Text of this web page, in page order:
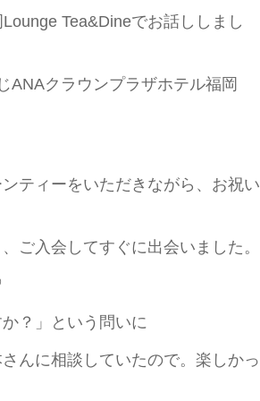
Tea&Dineでお話ししまし
ANAクラウンプラザホテル福岡
ティーをいただきながら、お祝い
ご入会してすぐに出会いました。
？」という問いに
んに相談していたので。楽しかっ